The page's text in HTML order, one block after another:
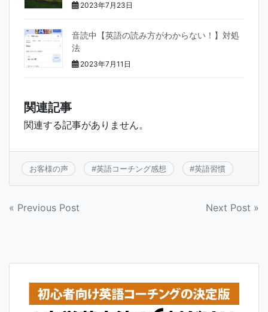
2023年7月23日
音読中【英語の読み方がわからない！】対処
法
2023年7月11日
関連記事
関連する記事がありません。
お客様の声 #英語コーチング感想 #英語習慣
投
ナ
« Previous Post Next Post »